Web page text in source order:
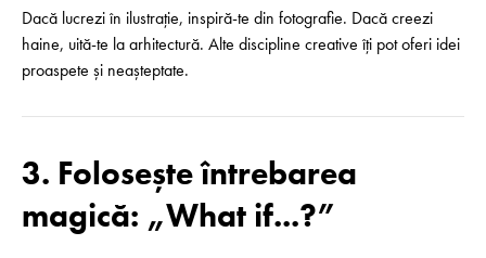
Dacă lucrezi în ilustrație, inspiră-te din fotografie. Dacă creezi
haine, uită-te la arhitectură. Alte discipline creative îți pot oferi idei
proaspete și neașteptate.
3. Folosește întrebarea
magică: „What if...?”